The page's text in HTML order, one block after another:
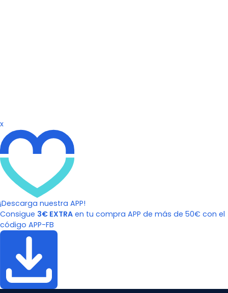
x
¡Descarga nuestra APP!
Consigue 3€ EXTRA en tu compra APP de más de 50€ con el
código APP-FB